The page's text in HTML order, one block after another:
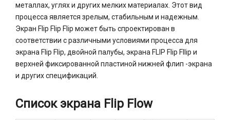
металлах, углях и других мелких материалах. Этот вид
процесса является зрелым, стабильным и надежным.
Экран Flip Flip Flip может быть спроектирован в
соответствии с различными условиями процесса для
экрана Flip Flip, двойной палубы, экрана FLIP Flip Fllip и
верхней фиксированной пластиной нижней флип -экрана
и других спецификаций.
Список экрана Flip Flow